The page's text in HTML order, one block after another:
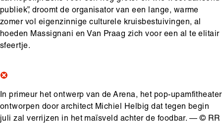
publiek”, droomt de organisator van een lange, warme
zomer vol eigenzinnige culturele kruisbestuivingen, al
hoeden Massignani en Van Praag zich voor een al te elitair
sfeertje.
In primeur het ontwerp van de Arena, het pop-upamfitheater
ontworpen door architect Michiel Helbig dat tegen begin
juli zal verrijzen in het maïsveld achter de foodbar. — © RR